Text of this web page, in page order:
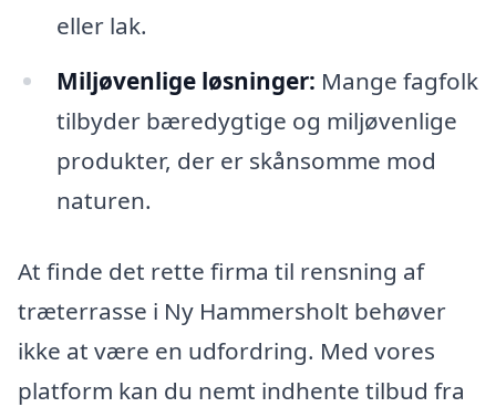
eller lak.
Miljøvenlige løsninger: Mange fagfolk
tilbyder bæredygtige og miljøvenlige
produkter, der er skånsomme mod
naturen.
At finde det rette firma til rensning af
træterrasse i Ny Hammersholt behøver
ikke at være en udfordring. Med vores
platform kan du nemt indhente tilbud fra